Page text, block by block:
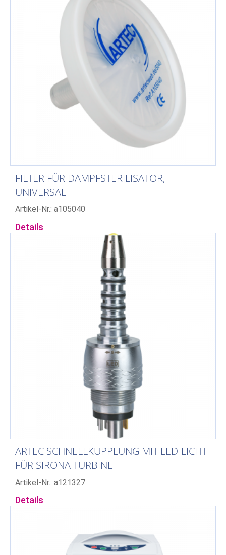
FILTER FÜR DAMPFSTERILISATOR,
UNIVERSAL
Artikel-Nr.: a105040
Details
ARTEC SCHNELLKUPPLUNG MIT LED-LICHT
FÜR SIRONA TURBINE
Artikel-Nr.: a121327
Details